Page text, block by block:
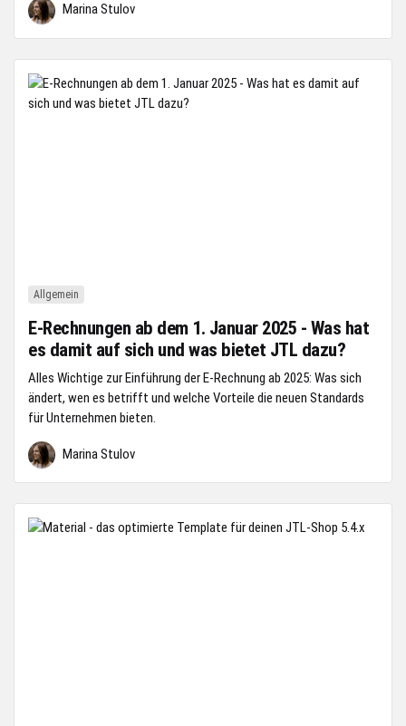
Marina Stulov
Allgemein
E-Rechnungen ab dem 1. Januar 2025 - Was hat
es damit auf sich und was bietet JTL dazu?
Alles Wichtige zur Einführung der E-Rechnung ab 2025: Was sich
ändert, wen es betrifft und welche Vorteile die neuen Standards
für Unternehmen bieten.
Marina Stulov